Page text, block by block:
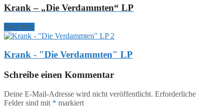
Krank – „Die Verdammten“ LP
Next Post
Krank - "Die Verdammten" LP
Schreibe einen Kommentar
Deine E-Mail-Adresse wird nicht veröffentlicht. Erforderliche
Felder sind mit * markiert